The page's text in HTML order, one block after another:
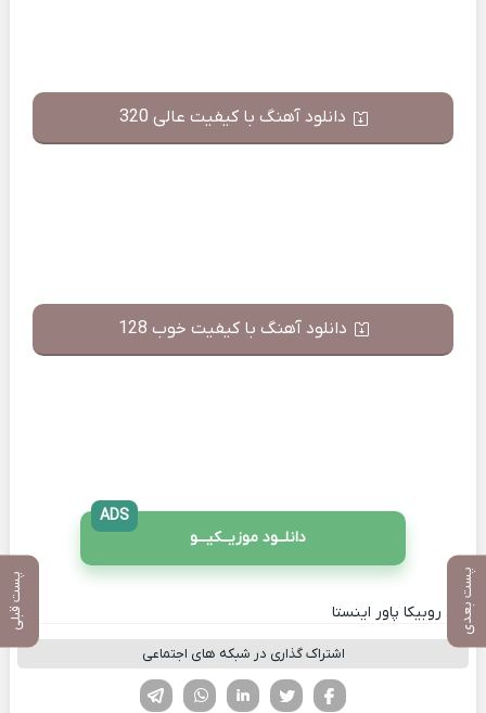
پست بعدی پست قبلی
دانلود آهنگ با کیفیت عالی 320
دانلود آهنگ با کیفیت خوب 128
دانلــود موزیــکیـــو
ADS
کانال روبیکا پاور اینستا
اشتراک گذاری در شبکه های اجتماعی
لینکدین تویتر
فیسوک